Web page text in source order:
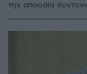
την απουσία